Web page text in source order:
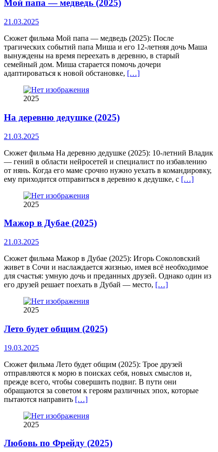
Мой папа — медведь (2025)
21.03.2025
Сюжет фильма Мой папа — медведь (2025): После
трагических событий папа Миша и его 12-летняя дочь Маша
вынуждены на время переехать в деревню, в старый
семейный дом. Миша старается помочь дочери
адаптироваться к новой обстановке, […]
2025
На деревню дедушке (2025)
21.03.2025
Сюжет фильма На деревню дедушке (2025): 10-летний Владик
— гений в области нейросетей и специалист по избавлению
от нянь. Когда его маме срочно нужно уехать в командировку,
ему приходится отправиться в деревню к дедушке, с […]
2025
Мажор в Дубае (2025)
21.03.2025
Сюжет фильма Мажор в Дубае (2025): Игорь Соколовский
живет в Сочи и наслаждается жизнью, имея всё необходимое
для счастья: умную дочь и преданных друзей. Однако один из
его друзей решает поехать в Дубай — место, […]
2025
Лето будет общим (2025)
19.03.2025
Сюжет фильма Лето будет общим (2025): Трое друзей
отправляются к морю в поисках себя, новых смыслов и,
прежде всего, чтобы совершить подвиг. В пути они
обращаются за советом к героям различных эпох, которые
пытаются направить […]
2025
Любовь по Фрейду (2025)